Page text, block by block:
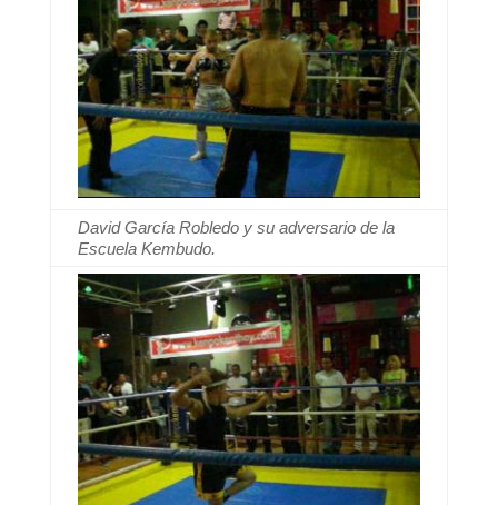
David García Robledo y su adversario de la
Escuela Kembudo.